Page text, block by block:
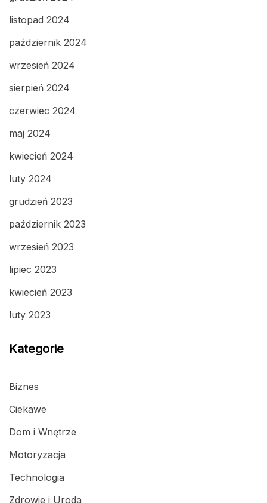
listopad 2024
październik 2024
wrzesień 2024
sierpień 2024
czerwiec 2024
maj 2024
kwiecień 2024
luty 2024
grudzień 2023
październik 2023
wrzesień 2023
lipiec 2023
kwiecień 2023
luty 2023
Kategorie
Biznes
Ciekawe
Dom i Wnętrze
Motoryzacja
Technologia
Zdrowie i Uroda